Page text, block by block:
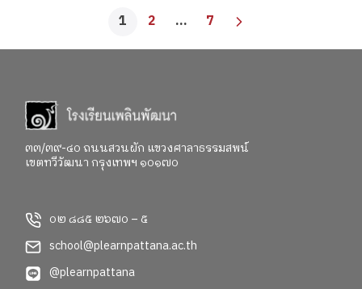
1 2 … 7
๓๓/๓๙-๔๐ ถนนสวนผัก แขวงศาลาธรรมสพน์
เขตทวีวัฒนา กรุงเทพฯ ๑๐๑๗๐
๐๒ ๘๘๕ ๒๖๗๐ – ๕
school@plearnpattana.ac.th
@plearnpattana